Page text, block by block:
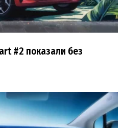
#2 показали без